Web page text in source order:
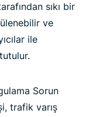
sıkı bir
ve
ile
Sorun
trafik varış